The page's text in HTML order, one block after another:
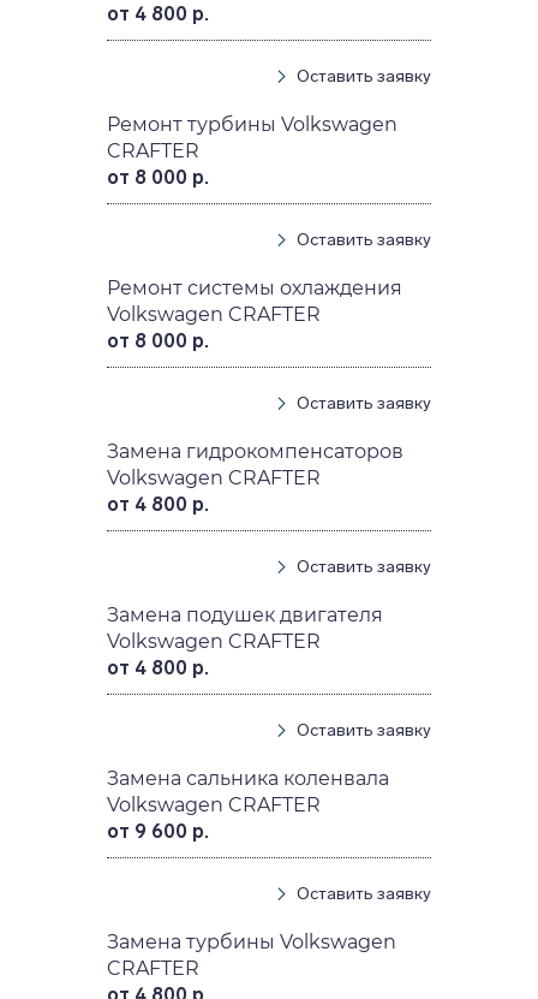
от 4 800 р.
Оставить заявку
Ремонт турбины Volkswagen
CRAFTER
от 8 000 р.
Оставить заявку
Ремонт системы охлаждения
Volkswagen CRAFTER
от 8 000 р.
Оставить заявку
Замена гидрокомпенсаторов
Volkswagen CRAFTER
от 4 800 р.
Оставить заявку
Замена подушек двигателя
Volkswagen CRAFTER
от 4 800 р.
Оставить заявку
Замена сальника коленвала
Volkswagen CRAFTER
от 9 600 р.
Оставить заявку
Замена турбины Volkswagen
CRAFTER